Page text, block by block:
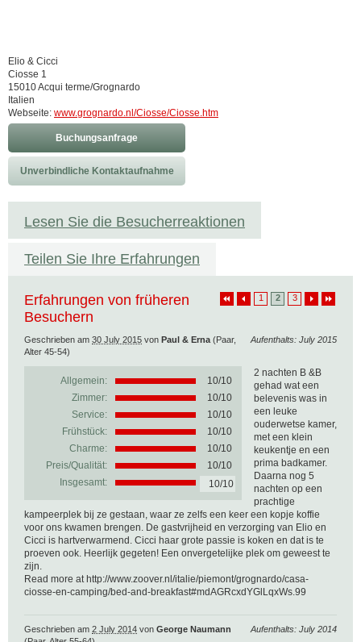
Elio & Cicci
Ciosse 1
15010 Acqui terme/Grognardo
Italien
Webseite: www.grognardo.nl/Ciosse/Ciosse.htm
Buchungsanfrage
Unverbindliche Kontaktaufnahme
Lesen Sie die Besucherreaktionen
Teilen Sie Ihre Erfahrungen
1 2 3
Erfahrungen von früheren
Besuchern
Aufenthalts: July 2015
Geschrieben am 30 July 2015 von Paul & Erna (Paar,
Alter 45-54)
Allgemein: 10/10
Zimmer:
10/10
Service:
10/10
Frühstück:
10/10
Charme:
10/10
Preis/Qualität:
10/10
Insgesamt:
10/10
2 nachten B &B
gehad wat een
belevenis was in
een leuke
ouderwetse kamer,
met een klein
keukentje en een
prima badkamer.
Daarna nog 5
nachten op een
prachtige
kampeerplek bij ze gestaan, waar ze zelfs een keer een kopje koffie
voor ons kwamen brengen. De gastvrijheid en verzorging van Elio en
Cicci is hartverwarmend. Cicci haar grote passie is koken en dat is te
proeven ook. Heerlijk gegeten! Een onvergetelijke plek om geweest te
zijn.
Read more at http://www.zoover.nl/italie/piemont/grognardo/casa-
ciosse-en-camping/bed-and-breakfast#mdAGRcxdYGlLqxWs.99
Aufenthalts: July 2014
Geschrieben am 2 July 2014 von George Naumann